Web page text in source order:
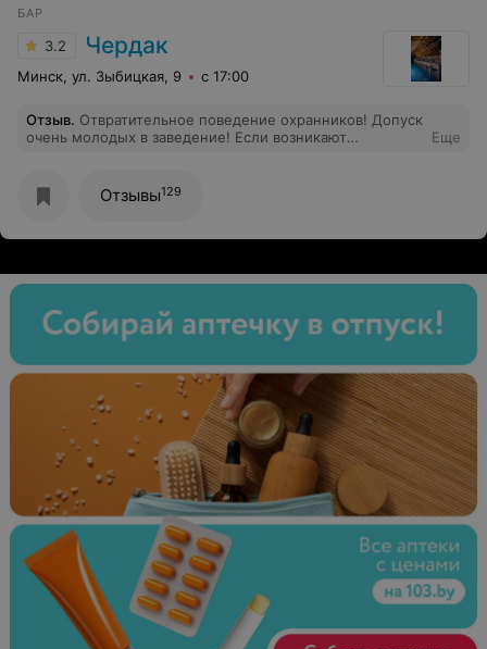
БАР
3.2 Чердак
Минск, ул. Зыбицкая, 9 с 17:00
Отзыв. Отвратительное поведение охранников! Допуск
очень молодых в заведение! Если возникают
заведения и говорят разбираться на улице. Может пора
ужесточить фейс-контроль?
Еще
Отзывы129